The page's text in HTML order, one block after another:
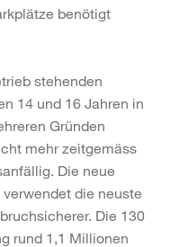
benötigt
stehenden
14 und 16 Jahren in
Gründen
mehr zeitgemäss
Die neue
verwendet die neuste
Die 130
rund 1,1 Millionen